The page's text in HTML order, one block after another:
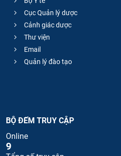
Cục Quản lý dược
Cảnh giác dược
Thư viện
Email
Quản lý đào tạo
BỘ ĐẾM TRUY CẬP
Online
9